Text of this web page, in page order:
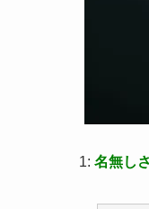
1: 名無し